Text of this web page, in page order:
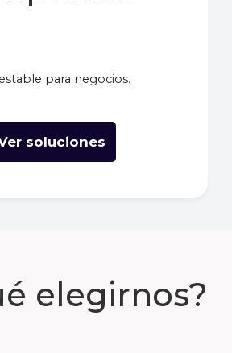
para negocios.
soluciones
elegirnos?